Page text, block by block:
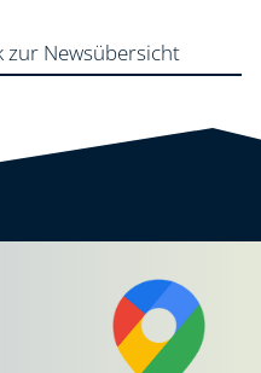
zur Newsübersicht